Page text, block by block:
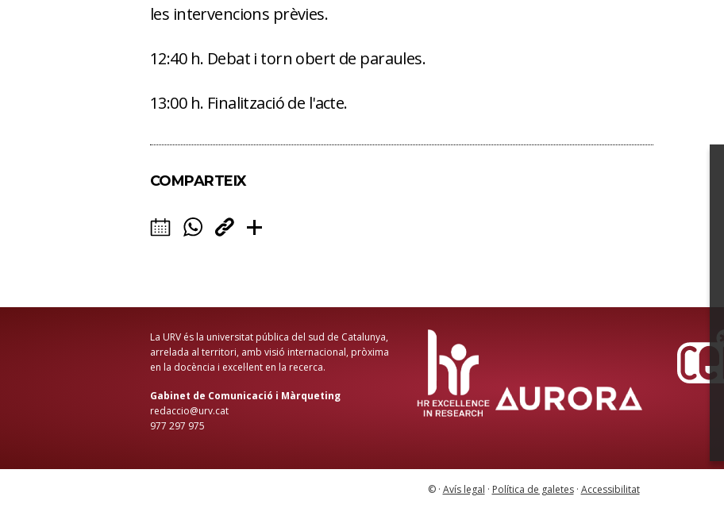
les intervencions prèvies.
12:40 h. Debat i torn obert de paraules.
13:00 h. Finalització de l'acte.
COMPARTEIX
La URV és la universitat pública del sud de Catalunya,
arrelada al territori, amb visió internacional, pròxima
en la docència i excel·lent en la recerca.
Gabinet de Comunicació i Màrqueting
redaccio@urv.cat
977 297 975
© · Avís legal · Política de galetes· Accessibilitat